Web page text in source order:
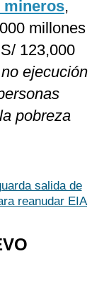
mineros,
millones
123,000
ejecución
pobreza
salida de
reanudar EIA